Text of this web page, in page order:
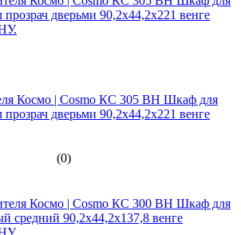
Космо | Cosmo КС 305 ВН Шкаф для
прозрач дверьми 90,2х44,2х221 венге
(0)